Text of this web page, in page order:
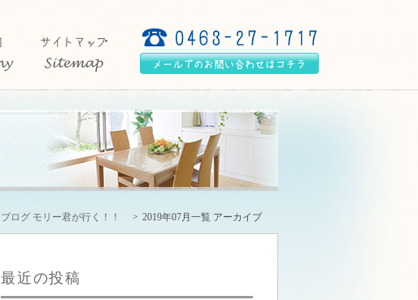
ブログ モリー君が行く！！ 2019年07月一覧 アーカイブ
最近の投稿